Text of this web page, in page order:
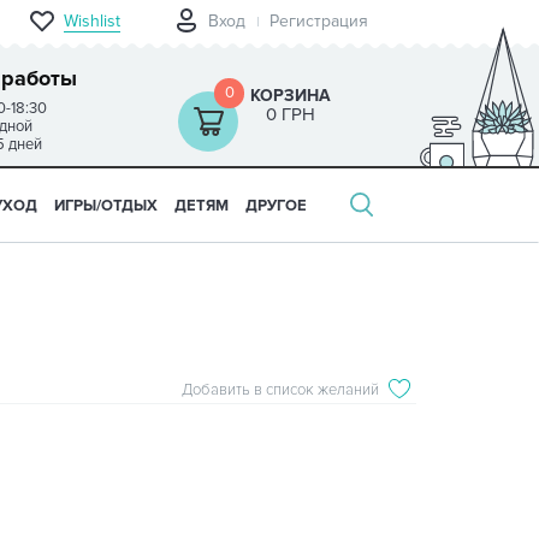
Wishlist Вход Регистрация
18:30
дней
0 КОРЗИНА
0 ГРН
ИГРЫ/ОТДЫХ ДЕТЯМ ДРУГОЕ
Добавить в список желаний